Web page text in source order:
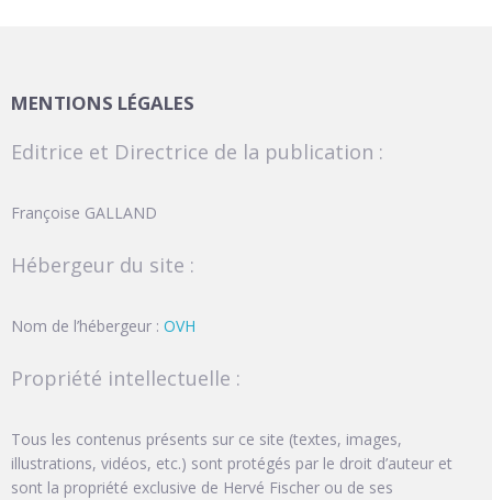
MENTIONS LÉGALES
Editrice et Directrice de la publication :
Françoise GALLAND
Hébergeur du site :
Nom de l’hébergeur : OVH
Propriété intellectuelle :
Tous les contenus présents sur ce site (textes, images,
illustrations, vidéos, etc.) sont protégés par le droit d’auteur et
sont la propriété exclusive de Hervé Fischer ou de ses